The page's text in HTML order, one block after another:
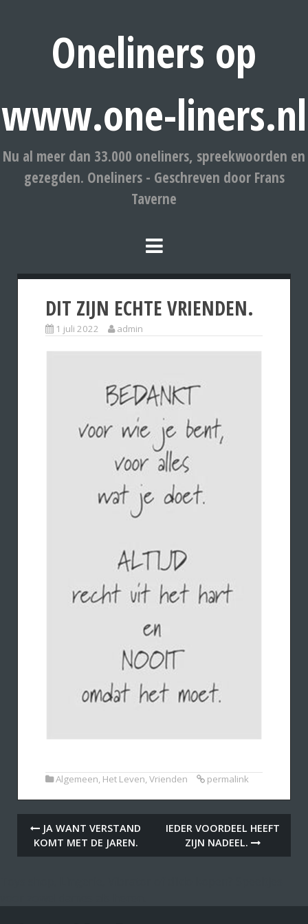
Oneliners op
www.one-liners.nl
Nu al meer dan 33.000 oneliners, spreekwoorden en
gezegden. Oneliners - Geschreven door Frans
Taverne
DIT ZIJN ECHTE VRIENDEN.
1 juli 2022 admin
Algemeen, Het Leven,Vrienden permalink
JA WANT VERSTAND
KOMT MET DE JAREN.
IEDER VOORDEEL HEEFT
ZIJN NADEEL.